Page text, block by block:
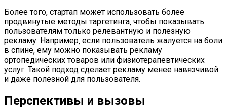
Более того‚ стартап может использовать более
продвинутые методы таргетинга‚ чтобы показывать
пользователям только релевантную и полезную
рекламу. Например‚ если пользователь жалуется на боли
в спине‚ ему можно показывать рекламу
ортопедических товаров или физиотерапевтических
услуг. Такой подход сделает рекламу менее навязчивой
и даже полезной для пользователя.
Перспективы и вызовы